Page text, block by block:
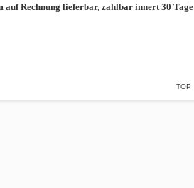
auf Rechnung lieferbar, zahlbar innert 30 Tage
TOP